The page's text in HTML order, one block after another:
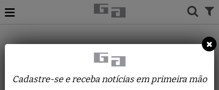
ORLANDO TERUZ
MULHER COM CARTA
Cadastre-se e receba notícias em primeira mão